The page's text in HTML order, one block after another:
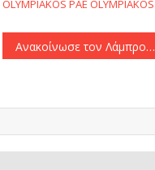
OLYMPIAKOS PAE OLYMPIAKOS
Ανακοίνωσε τον Λάμπρου ο Βόλος